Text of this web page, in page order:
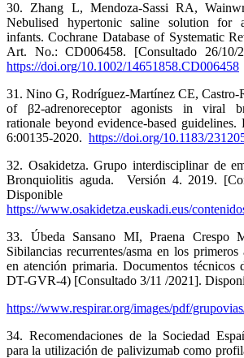
30. Zhang L, Mendoza-Sassi RA,
Nebulised hypertonic saline solution for
infants. Cochrane Database of Systematic
Art. No.: CD006458. [Consultado 26/10/
https://doi.org/10.1002/14651858.CD006458
31. Nino G, Rodríguez-Martínez CE, Castro-
of β2-adrenoreceptor agonists in viral
rationale beyond evidence-based
6:00135-2020. https://doi.org/10.1183/
32. Osakidetza. Grupo interdisciplinar de
Bronquiolitis aguda. Versión 4. 2019.
https://www.osakidetza.euskadi.eus/
33. Úbeda Sansano MI, Praena Crespo
Sibilancias recurrentes/asma en los
en atención primaria. Documentos
DT-GVR-4) [Consultado 3/11 /2021].
https://www.respirar.org/images/pdf/
34. Recomendaciones de la Sociedad
para la utilización de palivizumab como